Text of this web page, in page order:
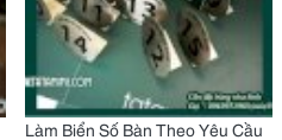
Làm Biển Số Bàn Theo Yêu Cầu